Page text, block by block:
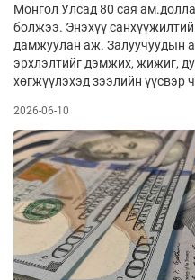
Монгол Улсад 80 сая
болжээ. Энэхүү
дамжуулан аж. Залуу­чуудын
эрхлэлтийг дэмжих, жижиг,
хөгжүүлэхэд зээлийн үүсвэр
2026-06-10